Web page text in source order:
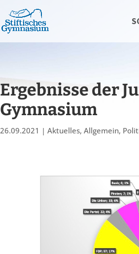
Ergebnisse der
Gymnasium
26.09.2021 |Aktuelles,Allgemein,